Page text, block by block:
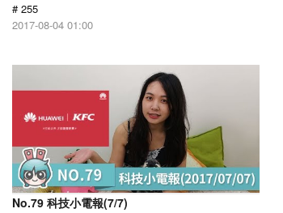
# 255
2017-08-04 01:00
No.79 科技小電報(7/7)